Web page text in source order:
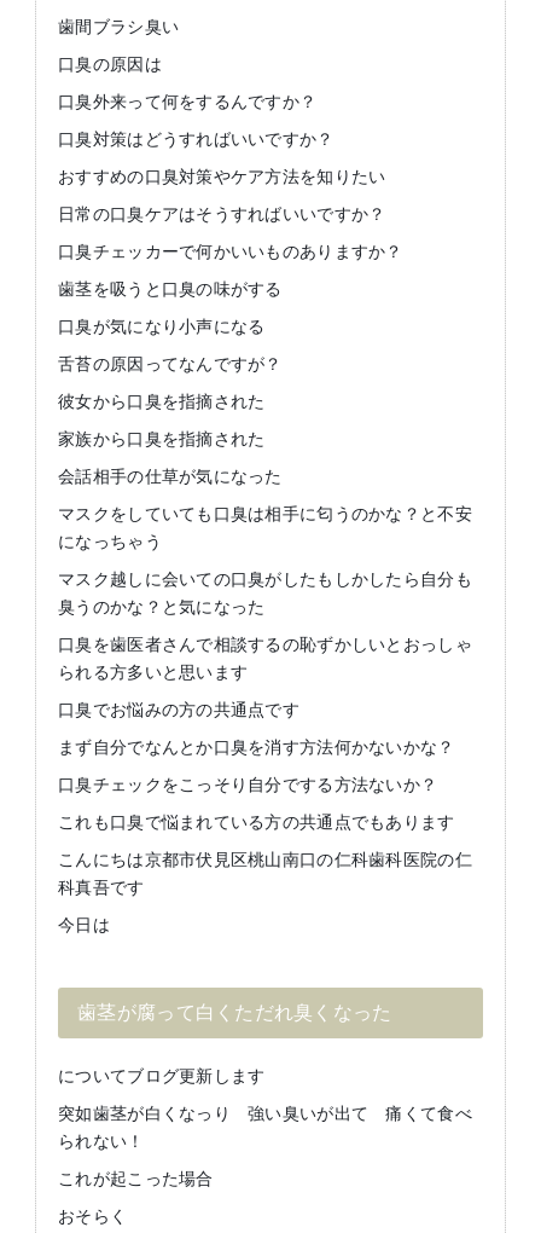
歯間ブラシ臭い
口臭の原因は
口臭外来って何をするんですか？
口臭対策はどうすればいいですか？
おすすめの口臭対策やケア方法を知りたい
日常の口臭ケアはそうすればいいですか？
口臭チェッカーで何かいいものありますか？
歯茎を吸うと口臭の味がする
口臭が気になり小声になる
舌苔の原因ってなんですが？
彼女から口臭を指摘された
家族から口臭を指摘された
会話相手の仕草が気になった
マスクをしていても口臭は相手に匂うのかな？と不安
になっちゃう
マスク越しに会いての口臭がしたもしかしたら自分も
臭うのかな？と気になった
口臭を歯医者さんで相談するの恥ずかしいとおっしゃ
られる方多いと思います
口臭でお悩みの方の共通点です
まず自分でなんとか口臭を消す方法何かないかな？
口臭チェックをこっそり自分でする方法ないか？
これも口臭で悩まれている方の共通点でもあります
こんにちは京都市伏見区桃山南口の仁科歯科医院の仁
科真吾です
今日は
歯茎が腐って白くただれ臭くなった
についてブログ更新します
突如歯茎が白くなっり 強い臭いが出て 痛くて食べ
られない！
これが起こった場合
おそらく